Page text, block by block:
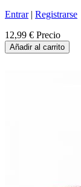
Entrar| Registrarse
12,99 € Precio
Añadir al carrito